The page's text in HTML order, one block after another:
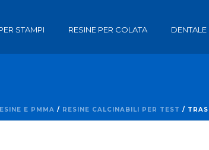
STAMPI RESINE PER COLATA DENTALE
E PMMA / RESINE CALCINABILI PER TEST /